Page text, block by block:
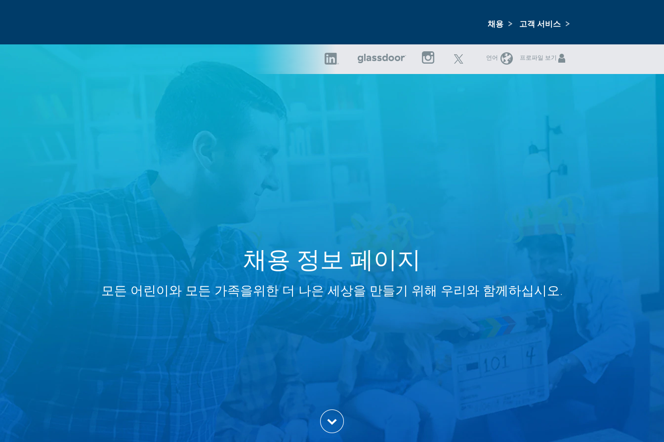
채용 고객 서비스
언어 프로파일 보기
채용 정보 페이지
모든 어린이와 모든 가족을위한 더 나은 세상을 만들기 위해 우리와 함께하십시오.